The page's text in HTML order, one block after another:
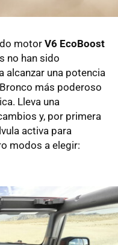
motor V6 EcoBoost
no han sido
alcanzar una potencia
más poderoso
Lleva una
y, por primera
activa para
modos a elegir: